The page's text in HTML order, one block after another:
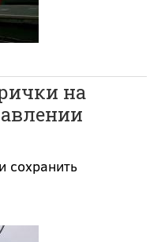
на
сохранить